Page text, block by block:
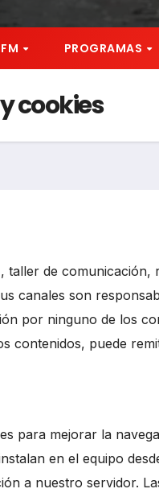
PROGRAMAS
cookies
taller de
canales son
por ninguno de los
contenidos, puede
para mejorar la
en el equipo
a nuestro servidor.